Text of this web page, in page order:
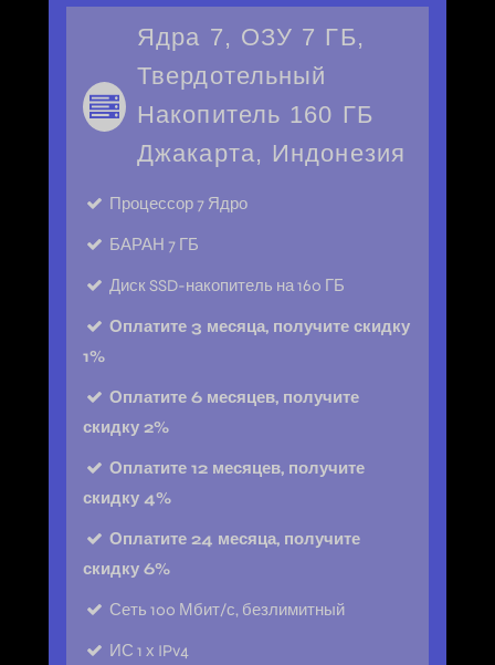
Ядра 7, ОЗУ 7 ГБ,
Твердотельный
Накопитель 160 ГБ
Джакарта, Индонезия
Процессор 7 Ядро
БАРАН 7 ГБ
ДискSSD-накопитель на 160 ГБ
Оплатите 3 месяца, получите скидку
1%
Оплатите 6 месяцев, получите
скидку 2%
Оплатите 12 месяцев, получите
скидку 4%
Оплатите 24 месяца, получите
скидку 6%
Сеть 100 Мбит/с, безлимитный
ИС 1 х IPv4